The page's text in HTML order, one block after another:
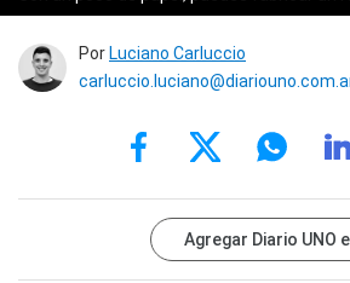
Por Luciano Carluccio
Agregar Diario UNO